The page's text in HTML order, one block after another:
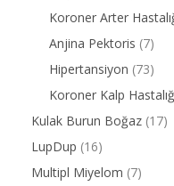
Koroner Arter
Anjina Pektoris (7)
Hipertansiyon (73)
Koroner Kalp
Kulak Burun Boğaz (17)
LupDup (16)
Multipl Miyelom (7)